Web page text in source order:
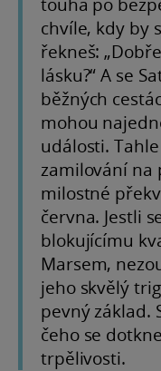
chvíle, kdy by
řekneš:
lásku?“ A se
běžných
mohou
události.
zamilování na
milostné
června. Jestli
blokujícímu
Marsem,
jeho skvělý
pevný základ.
čeho se
trpělivosti.